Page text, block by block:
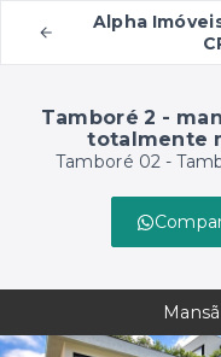
Alpha
Tamboré 2 -
totalmente
Tamboré 02 -